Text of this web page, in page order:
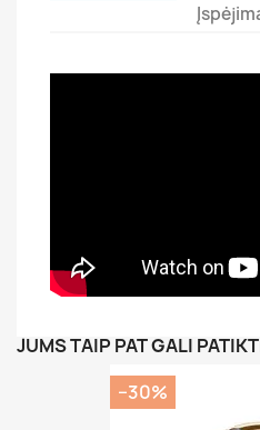
JUMS TAIP PAT GALI
−30%